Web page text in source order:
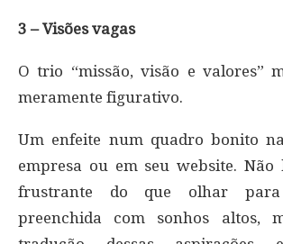
3 – Visões vagas
O trio “missão, visão e valores”
meramente figurativo.
Um enfeite num quadro bonito
empresa ou em seu website. Não
frustrante do que olhar
preenchida com sonhos altos,